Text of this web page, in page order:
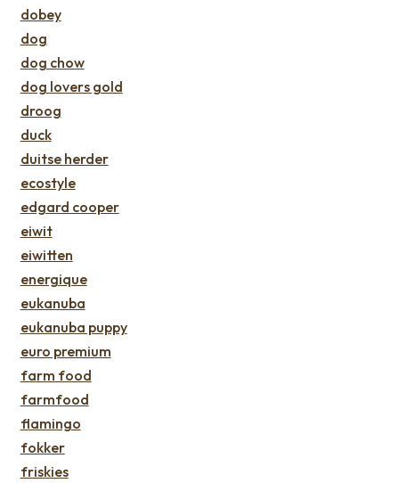
dobey
dog
dog chow
dog lovers gold
droog
duck
duitse herder
ecostyle
edgard cooper
eiwit
eiwitten
energique
eukanuba
eukanuba puppy
euro premium
farm food
farmfood
flamingo
fokker
friskies